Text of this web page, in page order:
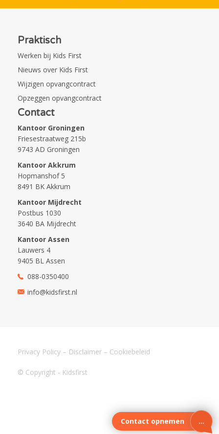
Praktisch
Werken bij Kids First
Nieuws over Kids First
Wijzigen opvangcontract
Opzeggen opvangcontract
Contact
Kantoor Groningen
Friesestraatweg 215b
9743 AD Groningen
Kantoor Akkrum
Hopmanshof 5
8491 BK Akkrum
Kantoor Mijdrecht
Postbus 1030
3640 BA Mijdrecht
Kantoor Assen
Lauwers 4
9405 BL Assen
088-0350400
info@kidsfirst.nl
© Copyright - Kidsfirst
Privacy Policy – Disclaimer – Cookiebeleid
Contact opnemen